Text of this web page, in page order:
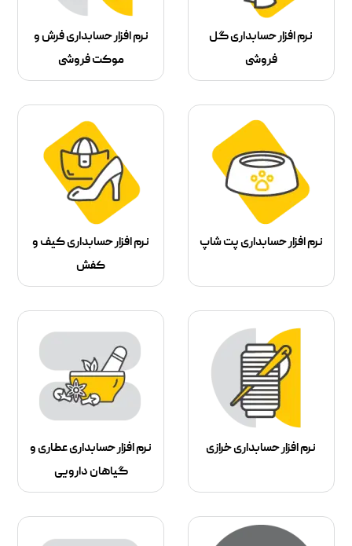
نرم افزار حسابداری گل
فروشی
نرم افزار حسابداری فرش و
موکت فروشی
نرم افزار حسابداری پت شاپ
نرم افزار حسابداری کیف و
کفش
نرم افزار حسابداری خرازی
نرم افزار حسابداری عطاری و
گیاهان دارویی